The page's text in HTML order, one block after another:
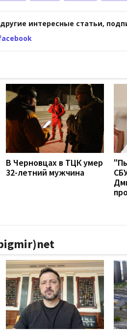
интересные статьи,
В Черновцах в ТЦК умер
32-летний мужчина